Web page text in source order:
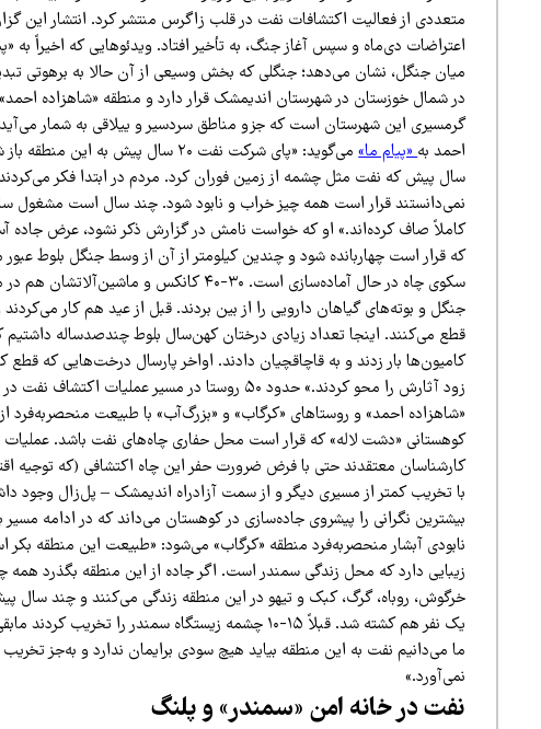
متعددی از فعالیت اکتشافات نفت در قلب زاگرس منتشر کرد. انتشار این
اعتراضات دی‌ماه و سپس آغاز جنگ، به تأخیر افتاد. ویدئوهایی که اخیراً به
در شمال خوزستان در شهرستان اندیمشک قرار دارد و منطقه «شاهزاده
گرمسیری این شهرستان است که جزو مناطق سردسیر و ییلاقی به شمار
احمد به«پیام ما»
می‌گوید: «پای شرکت نفت ۲۰ سال پیش
سال پیش که نفت مثل چشمه از زمین فوران کرد. مردم در ابتدا فکر می‌کردند
نمی‌دانستند قرار است همه چیز خراب و نابود شود. چند سال است مشغول
که قرار است چهاربانده شود و چندین کیلومتر از آن از وسط جنگل بلوط
سکوی چاه در حال آماده‌سازی است. ۳۰-۴۰ کانکس
جنگل و بوته‌های گیاهان دارویی را از بین بردند. قبل از عید هم کار
قطع می‌کنند. اینجا تعداد زیادی درختان کهن‌سال بلوط چندصدساله داشتیم
زود آثارش را محو کردند.» حدود ۵۰ روستا در مسیر
«شاهزاده احمد» و روستاهای «کرگاب» و «بزرگ‌آب» با طبیعت منحصربه‌فرد
کوهستانی «دشت لاله» که قرار است محل حفاری چاه‌های نفت باشد. عملیات
کارشناسان معتقدند حتی با فرض ضرورت حفر این چاه اکتشافی (که
با تخریب کمتر از مسیری دیگر و از سمت آزادراه اندیمشک – پل‌زال وجود
بیشترین نگرانی را پیشروی جاده‌سازی در کوهستان می‌داند که در ادامه
نابودی آبشار منحصربه‌فرد منطقه «کرگاب» می‌شود: «طبیعت این منطقه
زیبایی دارد که محل زندگی سمندر است. اگر جاده از این منطقه بگذرد همه
خرگوش، روباه، گرگ، کبک و تیهو در این منطقه زندگی می‌کنند و چند سال
یک نفر هم کشته شد. قبلاً ۱۵-۱۰ چشمه زیستگاه سمندر
ما می‌دانیم نفت به این منطقه بیاید هیچ سودی برایمان ندارد و به‌جز
نمی‌آورد.»
نفت در خانه امن «سمندر» و پلنگ